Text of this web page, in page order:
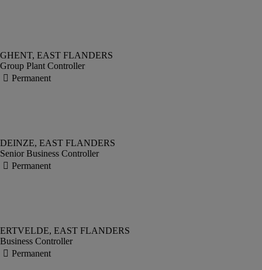
Group Plant Controller
Senior Business Controller
Business Controller